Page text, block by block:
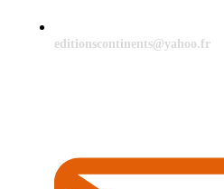
editionscontinents@yahoo.fr